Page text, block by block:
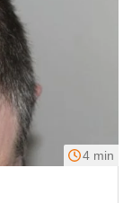
4 min